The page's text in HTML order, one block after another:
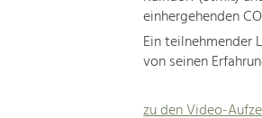
einhergehenden CO
Ein
von seinen
zu den Video-